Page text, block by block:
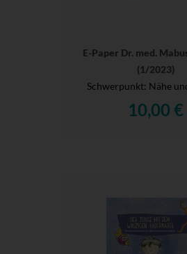
E-Paper Dr. med.
(1/2023)
Schwerpunkt: Nähe
10,00 €